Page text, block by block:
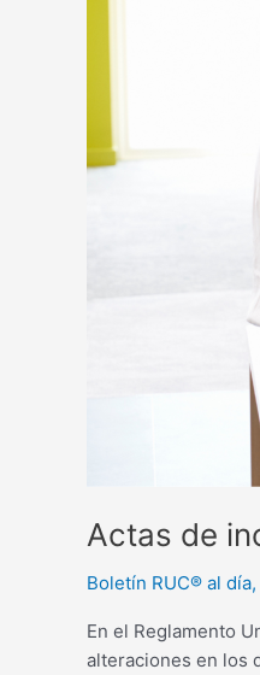
Actas de
Boletín RUC® al día,
En el Reglamento
alteraciones en los